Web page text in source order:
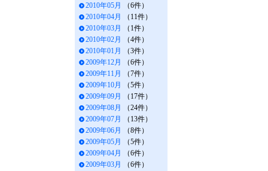
2010年05月
（6件）
2010年04月
（11件）
2010年03月
（1件）
2010年02月
（4件）
2010年01月
（3件）
2009年12月
（6件）
2009年11月
（7件）
2009年10月
（5件）
2009年09月
（17件）
2009年08月
（24件）
2009年07月
（13件）
2009年06月
（8件）
2009年05月
（5件）
2009年04月
（6件）
2009年03月
（6件）